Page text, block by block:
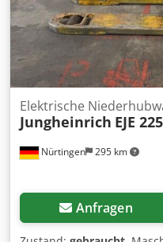
Nürtingen 295 km
Elektrische
Jungheinrich EJE 225
Anfragen